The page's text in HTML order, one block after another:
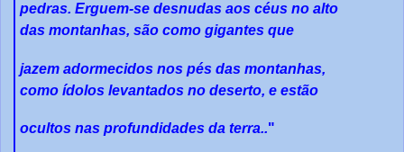
pedras. Erguem-se desnudas aos céus no alto
das montanhas, são como gigantes que
jazem adormecidos nos pés das montanhas,
como ídolos levantados no deserto, e estão
ocultos nas profundidades da terra.."